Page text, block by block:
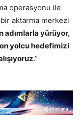
operasyonu ile
bir aktarma merkezi
adımlarla yürüyor,
yolcu hedefimizi
.”